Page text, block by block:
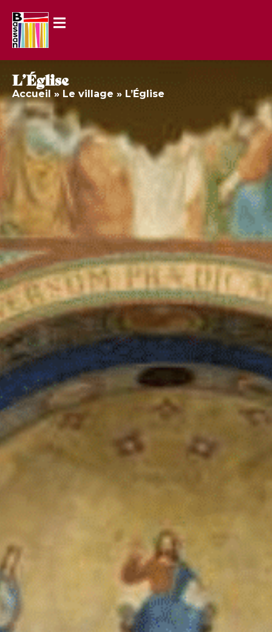
L’Église
Accueil» Le village » L’Église